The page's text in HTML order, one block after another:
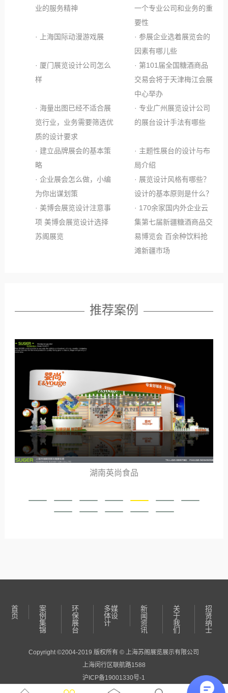
业的服务精神
一个专业公司和业务的重
要性
· 上海国际动漫游戏展
· 参展企业选着展览会的
因素有哪儿些
· 厦门展览设计公司怎么
样
· 第101届全国糖酒商品
交易会将于天津梅江会展
中心举办
· 海量出图已经不适合展
览行业，业务需要筛选优
质的设计要求
· 专业广州展览设计公司
的展台设计手法有哪些
· 建立品牌展会的基本策
略
· 主题性展台的设计与布
局介绍
· 企业展会怎么做，小编
为你出谋划策
· 展览设计风格有哪些？
设计的基本原则是什么？
· 美博会展览设计注意事
项 美博会展览设计选择
苏阁展览
· 170余家国内外企业云
集第七届新疆糖酒商品交
易博览会 百余种饮料抢
滩新疆市场
推荐案例
湖南英尚食品
首
页
案
例
集
锦
环
保
展
台
多媒
体设
计
新
闻
资
讯
关
于
我
们
招
贤
纳
士
Copyright ©2004-2019 版权所有 © 上海苏阁展览展示有限公司
上海闵行区联航路1588
沪ICP备19001330号-1